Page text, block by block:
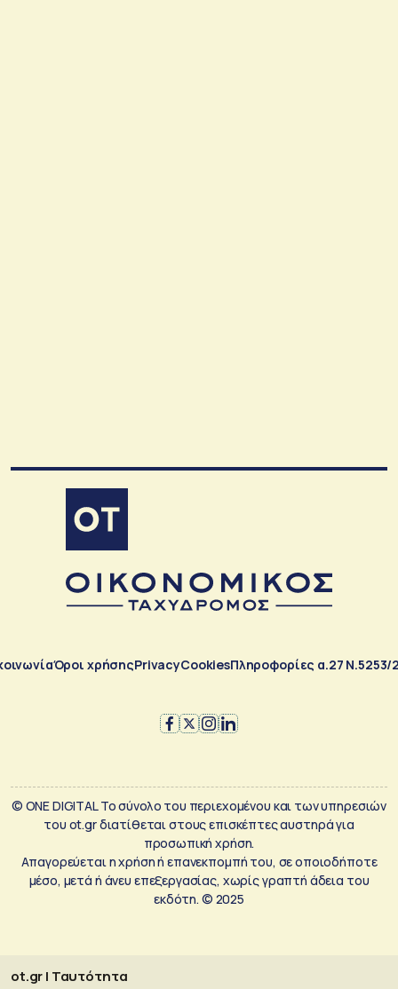
Όροι χρήσηςPrivacyCookiesΠληροφορίες α.27 Ν.5253/
© ONE DIGITAL Το σύνολο του περιεχομένου και των υπηρεσιών
του ot.gr διατίθεται στους επισκέπτες αυστηρά για
προσωπική χρήση.
Απαγορεύεται η χρήση ή επανεκπομπή του, σε οποιοδήποτε
μέσο, μετά ή άνευ επεξεργασίας, χωρίς γραπτή άδεια του
εκδότη. © 2025
ot.gr | Ταυτότητα